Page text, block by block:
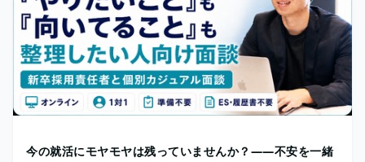
今の就活にモヤモヤは残っていませんか？——不安を一緒